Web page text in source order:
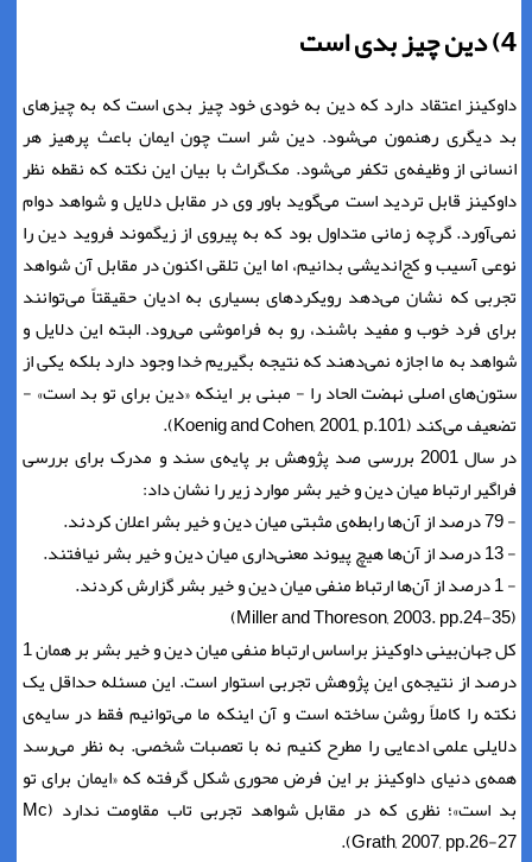
4) دین چیز بدی است
داوکینز اعتقاد دارد که دین به خودی خود چیز بدی است که به چیزهای
بد دیگری رهنمون می‌شود. دین شر است چون ایمان باعث پرهیز هر
انسانی از وظیفه‌ی تکفر می‌شود. مک‌گراث با بیان این نکته که نقطه نظر
داوکینز قابل تردید است می‌گوید باور وی در مقابل دلایل و شواهد دوام
نمی‌آورد. گرچه زمانی متداول بود که به پیروی از زیگموند فروید دین را
نوعی آسیب و کج‌اندیشی بدانیم، اما این تلقی اکنون در مقابل آن شواهد
تجربی که نشان می‌دهد رویکردهای بسیاری به ادیان حقیقتاً می‌توانند
برای فرد خوب و مفید باشند، رو به فراموشی می‌رود. البته این دلایل و
شواهد به ما اجازه نمی‌دهند که نتیجه بگیریم خدا وجود دارد بلکه یکی از
ستون‌های اصلی نهضت الحاد را - مبنی بر اینکه «دین برای تو بد است» -
تضعیف می‌کند (Koenig and Cohen, 2001, p.101).
در سال 2001 بررسی صد پژوهش بر پایه‌ی سند و مدرک برای بررسی
فراگیر ارتباط میان دین و خیر بشر موارد زیر را نشان داد:
- 79 درصد از آن‌ها رابطه‌ی مثبتی میان دین و خیر بشر اعلان کردند.
- 13 درصد از آن‌ها هیچ پیوند معنی‌داری میان دین و خیر بشر نیافتند.
- 1 درصد از آن‌ها ارتباط منفی میان دین و خیر بشر گزارش کردند.
(Miller and Thoreson, 2003. pp.24-35)
کل جهان‌بینی داوکینز براساس ارتباط منفی میان دین و خیر بشر بر همان 1
درصد از نتیجه‌ی این پژوهش تجربی استوار است. این مسئله حداقل یک
نکته را کاملاً روشن ساخته است و آن اینکه ما می‌توانیم فقط در سایه‌ی
دلایلی علمی ادعایی را مطرح کنیم نه با تعصبات شخصی. به نظر می‌رسد
همه‌ی دنیای داوکینز بر این فرض محوری شکل گرفته که «ایمان برای تو
بد است»؛ نظری که در مقابل شواهد تجربی تاب مقاومت ندارد (Mc
Grath, 2007, pp.26-27).